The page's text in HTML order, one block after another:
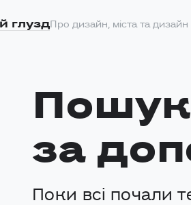
глузд Про дизайн, міста та дизайн
Пошук
за
Поки всі почали